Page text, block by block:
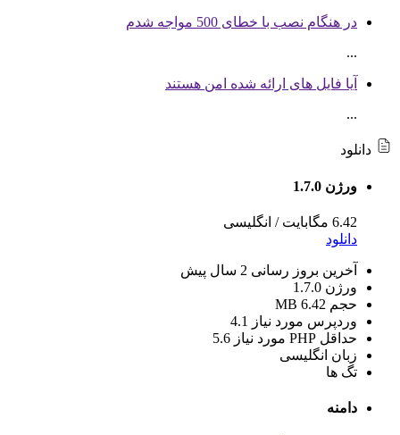
در هنگام نصب با خطای 500 مواجه شدم
...
آیا فایل های ارائه شده امن هستند
...
دانلود
ورژن 1.7.0
6.42 مگابایت / انگلیسی
دانلود
آخرین بروز رسانی 2 سال پیش
ورژن 1.7.0
حجم 6.42 MB
وردپرس مورد نیاز
4.1
حداقل PHP مورد نیاز
5.6
زبان انگلیسی
تگ ها
دامنه